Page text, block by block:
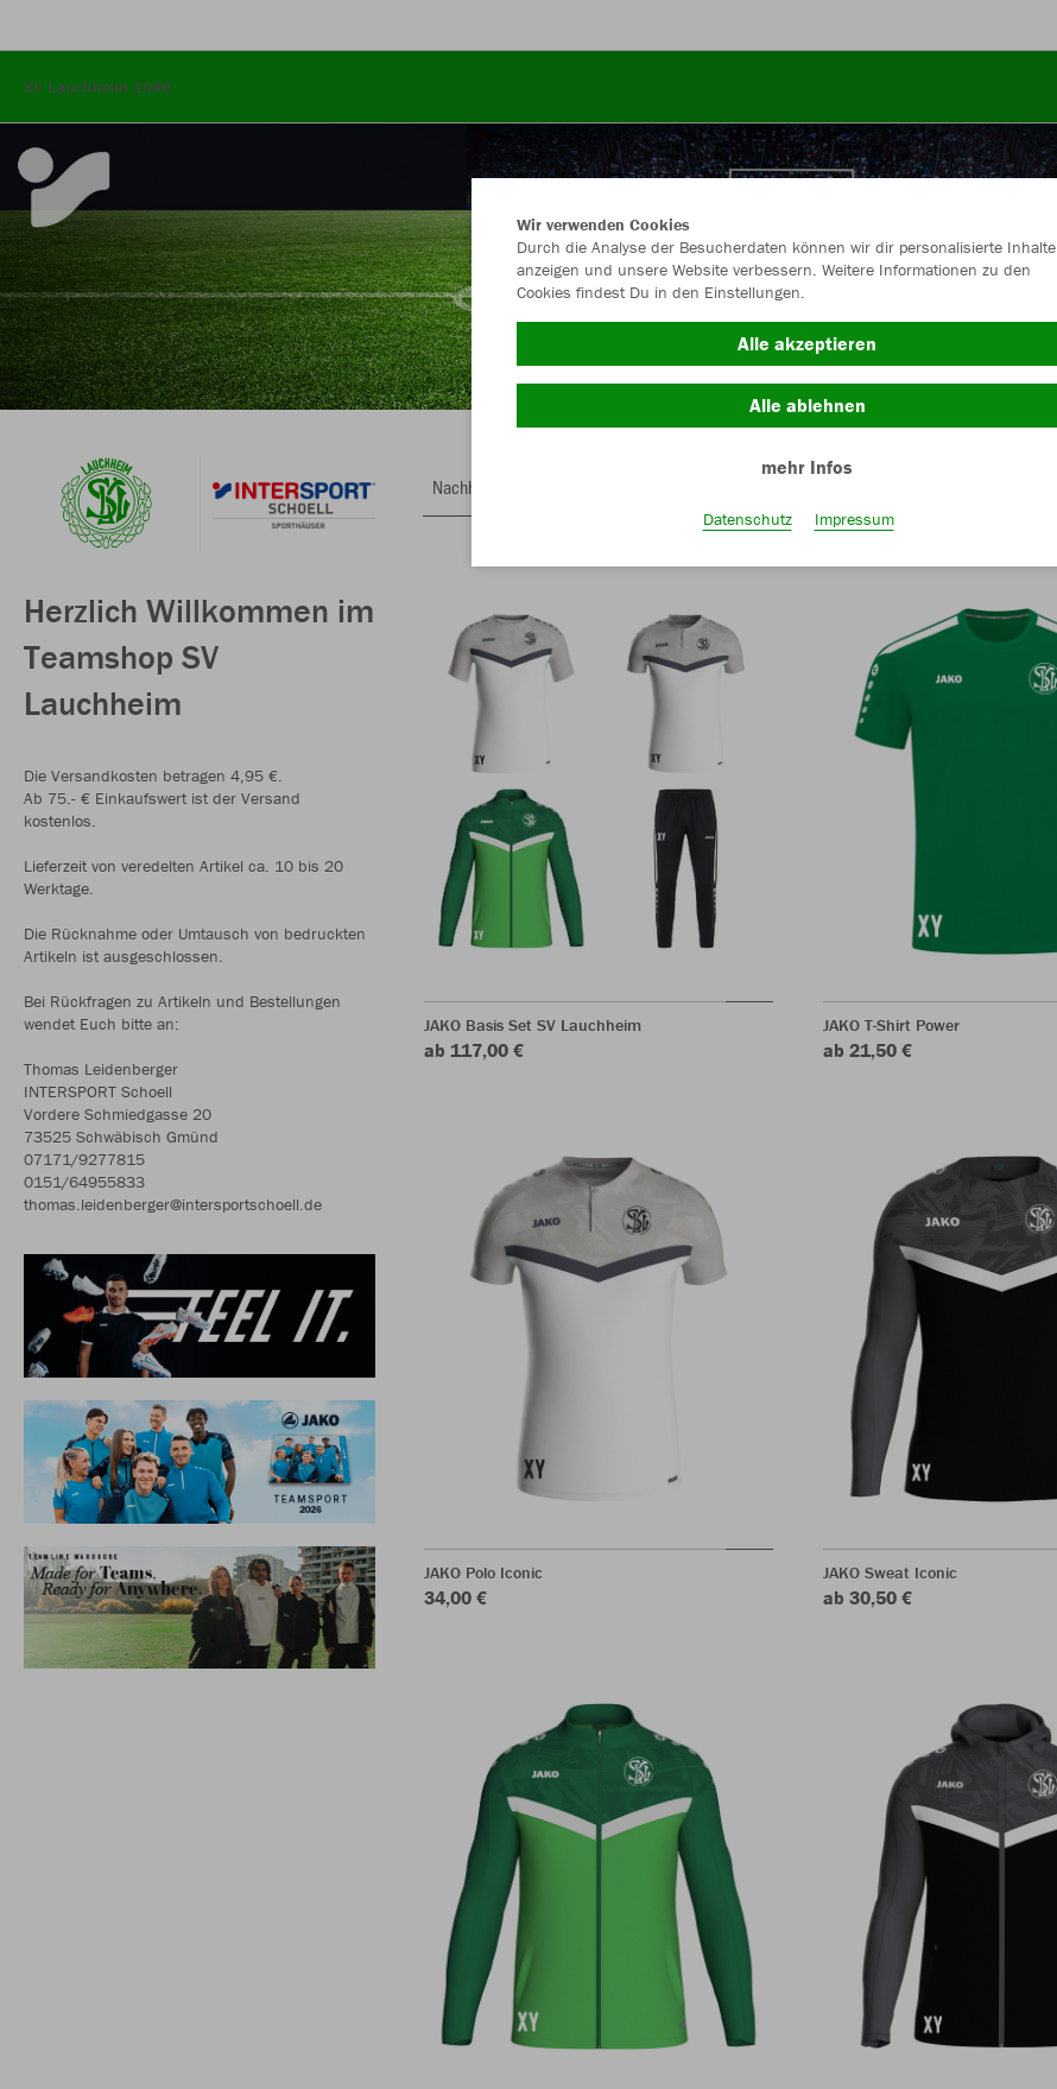
SV Lauchheim 1946
Herzlich Willkommen im
Teamshop SV
Lauchheim
Die Versandkosten betragen 4,95 €.
Ab 75.- € Einkaufswert ist der Versand
kostenlos.
Lieferzeit von veredelten Artikel ca. 10 bis 20
Werktage.
Die Rücknahme oder Umtausch von bedruckten
Artikeln ist ausgeschlossen.
Bei Rückfragen zu Artikeln und Bestellungen
wendet Euch bitte an:
Thomas Leidenberger
INTERSPORT Schoell
Vordere Schmiedgasse 20
73525 Schwäbisch Gmünd
07171/9277815
0151/64955833
thomas.leidenberger@intersportschoell.de
Nachhaltig
JAKO Basis Set SV Lauchheim
ab 117,00 €
JAKO T-Shirt Power
ab 21,50 €
JAKO Polo Iconic
34,00 €
JAKO Sweat Iconic
ab 30,50 €
Wir verwenden Cookies
Durch die Analyse der Besucherdaten können wir dir personalisierte Inhalte
anzeigen und unsere Website verbessern. Weitere Informationen zu den
Cookies findest Du in den Einstellungen.
Alle akzeptieren
Alle ablehnen
mehr Infos
Datenschutz Impressum